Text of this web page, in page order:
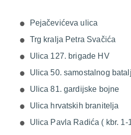
Pejačevićeva ulica
Trg kralja Petra Svačića
Ulica 127. brigade HV
Ulica 50. samostalnog
Ulica 81. gardijske bojne
Ulica hrvatskih branitelja
Ulica Pavla Radića ( kbr. 1-